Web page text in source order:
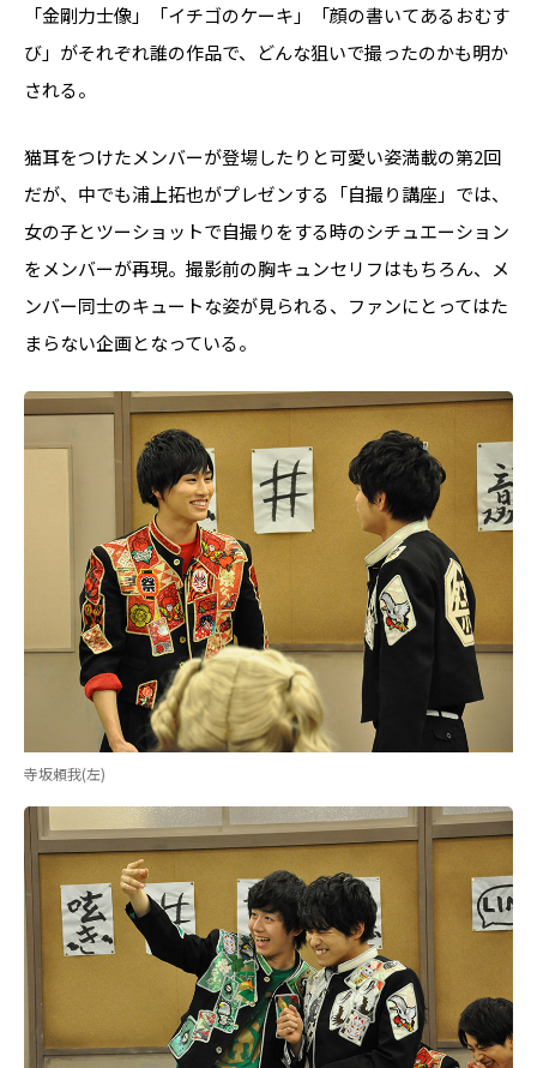
「金剛力士像」「イチゴのケーキ」「顔の書いてあるおむす
び」がそれぞれ誰の作品で、どんな狙いで撮ったのかも明か
される。
猫耳をつけたメンバーが登場したりと可愛い姿満載の第2回
だが、中でも浦上拓也がプレゼンする「自撮り講座」では、
女の子とツーショットで自撮りをする時のシチュエーション
をメンバーが再現。撮影前の胸キュンセリフはもちろん、メ
ンバー同士のキュートな姿が見られる、ファンにとってはた
まらない企画となっている。
寺坂頼我(左)